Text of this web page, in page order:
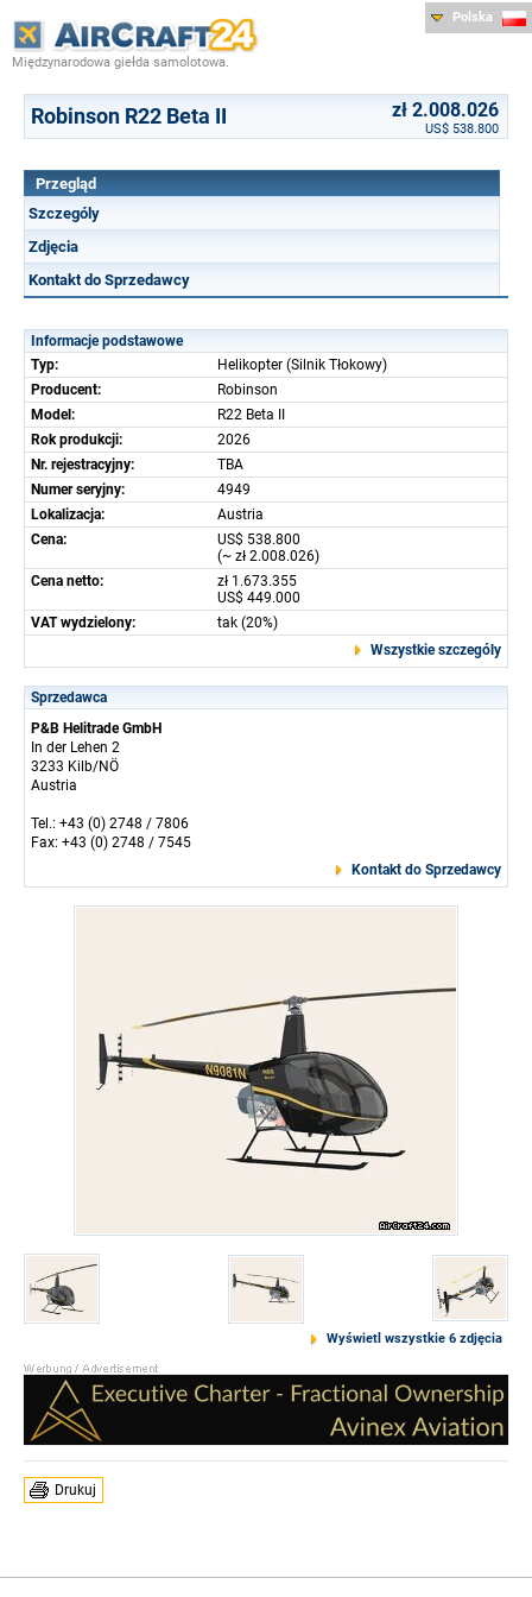
Międzynarodowa giełda samolotowa.
Polska
Robinson R22 Beta II zł 2.008.026
US$ 538.800
Przegląd
Szczególy
Zdjęcia
Kontakt do Sprzedawcy
Informacje podstawowe
Typ:
Helikopter (Silnik Tłokowy)
Producent:
Robinson
Model:
R22 Beta II
Rok produkcji:
2026
Nr. rejestracyjny:
TBA
Numer seryjny:
4949
Lokalizacja:
Austria
Cena:
US$ 538.800
(~ zł 2.008.026)
Cena netto:
zł 1.673.355
US$ 449.000
VAT wydzielony:
tak (20%)
Wszystkie szczególy
Sprzedawca
P&B Helitrade GmbH
In der Lehen 2
3233 Kilb/NÖ
Austria
Tel.: +43 (0) 2748 / 7806
Fax: +43 (0) 2748 / 7545
Kontakt do Sprzedawcy
Wyświetl wszystkie 6 zdjęcia
Drukuj